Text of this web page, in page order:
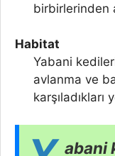
birbirlerinden
Habitat
Yabani
avlanma ve
karşıladıkları
abani